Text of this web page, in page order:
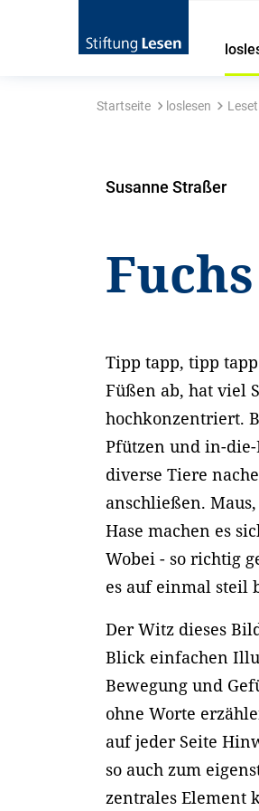
Startseite loslesen
Susanne Straßer
Tipp tapp, tipp
Füßen ab, hat viel
hochkonzentriert.
Pfützen und in-
diverse Tiere
anschließen.
Hase machen es
Wobei - so richtig
es auf einmal steil
Der Witz dieses
Blick einfachen
Bewegung und
ohne Worte
auf jeder Seite
so auch zum
zentrales Element